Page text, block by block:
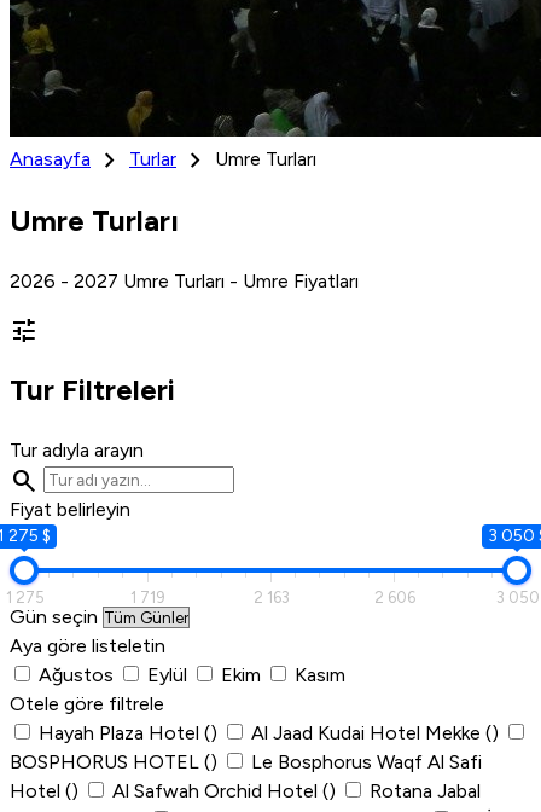
Anasayfa chevron_right Turlar chevron_right Umre Turları
Umre Turları
2026 - 2027 Umre Turları - Umre Fiyatları
tune
Tur Filtreleri
Tur adıyla arayın
search
Fiyat belirleyin
275 $ 3 050
1 275 1 719 2 163 2 606 3 050
Gün seçin
Aya göre listeletin
Ağustos
Eylül Ekim
Kasım
Otele göre filtrele
Hayah Plaza Hotel () Al Jaad Kudai Hotel Mekke ()
BOSPHORUS HOTEL ()
Le Bosphorus Waqf Al Safi
Hotel () Al Safwah Orchid Hotel ()
Rotana Jabal